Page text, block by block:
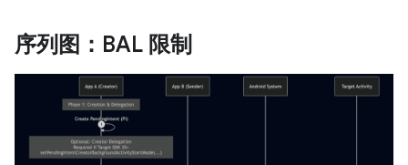
序列图：BAL 限制